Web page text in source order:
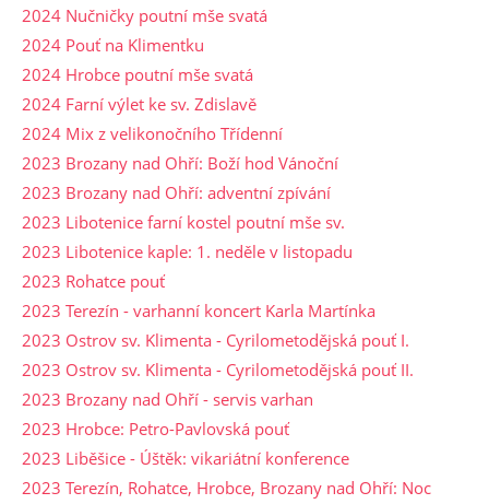
2024 Nučničky poutní mše svatá
2024 Pouť na Klimentku
2024 Hrobce poutní mše svatá
2024 Farní výlet ke sv. Zdislavě
2024 Mix z velikonočního Třídenní
2023 Brozany nad Ohří: Boží hod Vánoční
2023 Brozany nad Ohří: adventní zpívání
2023 Libotenice farní kostel poutní mše sv.
2023 Libotenice kaple: 1. neděle v listopadu
2023 Rohatce pouť
2023 Terezín - varhanní koncert Karla Martínka
2023 Ostrov sv. Klimenta - Cyrilometodějská pouť I.
2023 Ostrov sv. Klimenta - Cyrilometodějská pouť II.
2023 Brozany nad Ohří - servis varhan
2023 Hrobce: Petro-Pavlovská pouť
2023 Liběšice - Úštěk: vikariátní konference
2023 Terezín, Rohatce, Hrobce, Brozany nad Ohří: Noc